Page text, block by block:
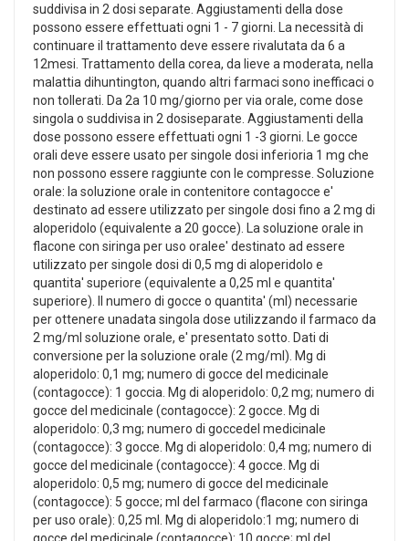
suddivisa in 2 dosi separate. Aggiustamenti della dose
possono essere effettuati ogni 1 - 7 giorni. La necessità di
continuare il trattamento deve essere rivalutata da 6 a
12mesi. Trattamento della corea, da lieve a moderata, nella
malattia dihuntington, quando altri farmaci sono inefficaci o
non tollerati. Da 2a 10 mg/giorno per via orale, come dose
singola o suddivisa in 2 dosiseparate. Aggiustamenti della
dose possono essere effettuati ogni 1 -3 giorni. Le gocce
orali deve essere usato per singole dosi inferioria 1 mg che
non possono essere raggiunte con le compresse. Soluzione
orale: la soluzione orale in contenitore contagocce e'
destinato ad essere utilizzato per singole dosi fino a 2 mg di
aloperidolo (equivalente a 20 gocce). La soluzione orale in
flacone con siringa per uso oralee' destinato ad essere
utilizzato per singole dosi di 0,5 mg di aloperidolo e
quantita' superiore (equivalente a 0,25 ml e quantita'
superiore). Il numero di gocce o quantita' (ml) necessarie
per ottenere unadata singola dose utilizzando il farmaco da
2 mg/ml soluzione orale, e' presentato sotto. Dati di
conversione per la soluzione orale (2 mg/ml). Mg di
aloperidolo: 0,1 mg; numero di gocce del medicinale
(contagocce): 1 goccia. Mg di aloperidolo: 0,2 mg; numero di
gocce del medicinale (contagocce): 2 gocce. Mg di
aloperidolo: 0,3 mg; numero di goccedel medicinale
(contagocce): 3 gocce. Mg di aloperidolo: 0,4 mg; numero di
gocce del medicinale (contagocce): 4 gocce. Mg di
aloperidolo: 0,5 mg; numero di gocce del medicinale
(contagocce): 5 gocce; ml del farmaco (flacone con siringa
per uso orale): 0,25 ml. Mg di aloperidolo:1 mg; numero di
gocce del medicinale (contagocce): 10 gocce; ml del